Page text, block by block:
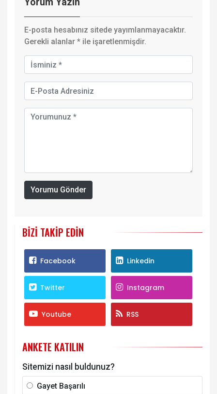
E-posta hesabınız sitede yayımlanmayacaktır.
Gerekli alanlar * ile işaretlenmişdir.
Yorumu Gönder
BIZI TAKIP EDIN
Facebook Linkedin
Twitter Instagram
Youtube RSS
ANKETE KATILIN
Sitemizi nasıl buldunuz?
Gayet Başarılı